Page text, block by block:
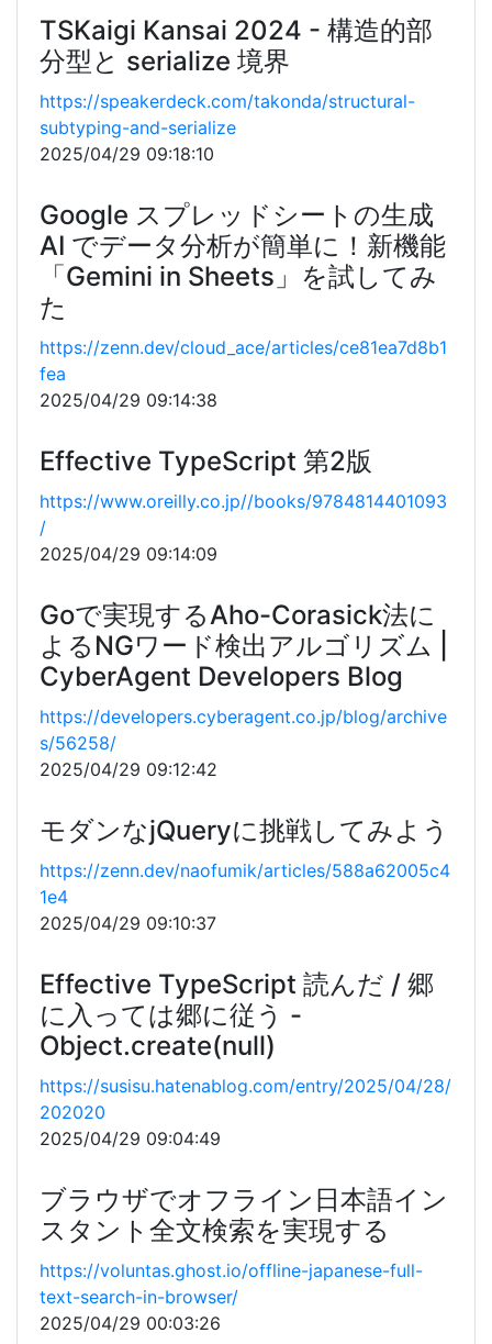
TSKaigi Kansai 2024 - 構造的部
分型と serialize 境界
https://speakerdeck.com/takonda/structural-
subtyping-and-serialize
2025/04/29 09:18:10
Google スプレッドシートの生成
AI でデータ分析が簡単に！新機能
「Gemini in Sheets」を試してみ
た
https://zenn.dev/cloud_ace/articles/ce81ea7d8b1
fea
2025/04/29 09:14:38
Effective TypeScript 第2版
https://www.oreilly.co.jp//books/9784814401093
/
2025/04/29 09:14:09
Goで実現するAho-Corasick法に
よるNGワード検出アルゴリズム |
CyberAgent Developers Blog
https://developers.cyberagent.co.jp/blog/archive
s/56258/
2025/04/29 09:12:42
モダンなjQueryに挑戦してみよう
https://zenn.dev/naofumik/articles/588a62005c4
1e4
2025/04/29 09:10:37
Effective TypeScript 読んだ / 郷
に入っては郷に従う -
Object.create(null)
https://susisu.hatenablog.com/entry/2025/04/28/
202020
2025/04/29 09:04:49
ブラウザでオフライン日本語イン
スタント全文検索を実現する
https://voluntas.ghost.io/offline-japanese-full-
text-search-in-browser/
2025/04/29 00:03:26